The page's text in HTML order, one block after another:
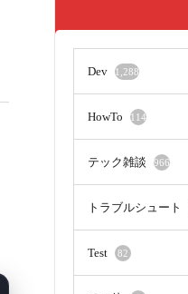
Dev 1,288
HowTo 114
テック雑談 966
トラブルシュート
Test 82